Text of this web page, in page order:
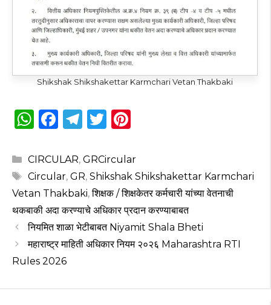
Shikshak Shikshakettar Karmchari Vetan Thakbaki
W
a
ts
A
p
p
F
c
e
b
o
o
k
T
e
g
ra
m
T
it
te
r
te
re
st
Categories
CIRCULAR, GRCircular
Tags
Circular, GR, Shikshak Shikshakettar Karmchari
Vetan Thakbaki,शिक्षक / शिक्षकेतर कर्मचारी यांच्या वेतनाची
थकबाकी अदा करण्याचे अधिकार प्रदान करण्याबाबत
नियमित शाळा भेटीबाबत Niyamit Shala Bheti
महाराष्ट्र माहिती अधिकार नियम २०२६ Maharashtra RTI
Rules 2026